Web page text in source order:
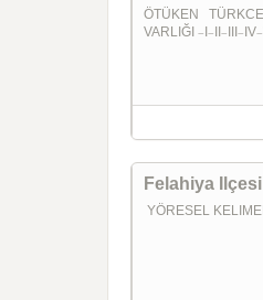
ÖTÜKEN
Felahiya
YÖRESEL